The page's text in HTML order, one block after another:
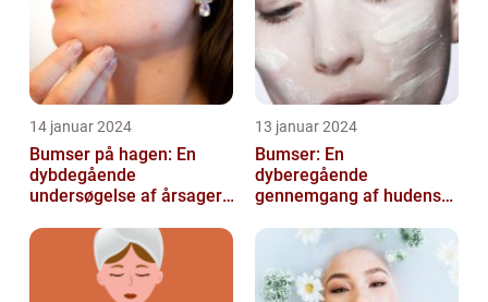
14 januar 2024
Bumser på hagen: En
dybdegående
undersøgelse af årsager,
forebyggelse
13 januar 2024
Bumser: En
dyberegående
gennemgang af hudens